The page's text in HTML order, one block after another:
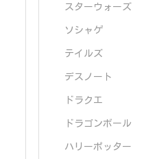
スターウォーズ
ソシャゲ
テイルズ
デスノート
ドラクエ
ドラゴンボール
ハリーポッター